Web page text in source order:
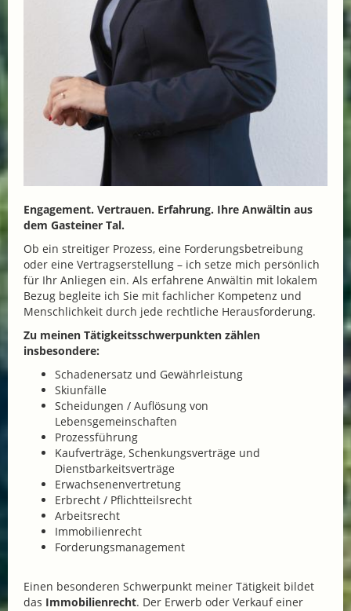
Engagement. Vertrauen. Erfahrung. Ihre Anwältin aus
dem Gasteiner Tal.
Ob ein streitiger Prozess, eine Forderungsbetreibung
oder eine Vertragserstellung – ich setze mich persönlich
für Ihr Anliegen ein. Als erfahrene Anwältin mit lokalem
Bezug begleite ich Sie mit fachlicher Kompetenz und
Menschlichkeit durch jede rechtliche Herausforderung.
Zu meinen Tätigkeitsschwerpunkten zählen
insbesondere:
Schadenersatz und Gewährleistung
Skiunfälle
Scheidungen / Auflösung von
Lebensgemeinschaften
Prozessführung
Kaufverträge, Schenkungsverträge und
Dienstbarkeitsverträge
Erwachsenenvertretung
Erbrecht / Pflichtteilsrecht
Arbeitsrecht
Immobilienrecht
Forderungsmanagement
Einen besonderen Schwerpunkt meiner Tätigkeit bildet
das Immobilienrecht. Der Erwerb oder Verkauf einer